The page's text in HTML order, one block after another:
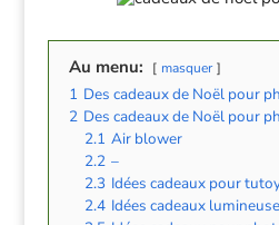
Au menu: masquer
1 Des cadeaux de Noël pour
2 Des cadeaux de Noël pour
2.1 Air blower
2.2 –
2.3 Idées cadeaux pour
2.4 Idées cadeaux